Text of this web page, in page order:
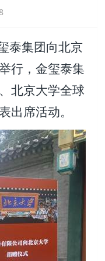
泰集团向北京
行，金玺泰集
北京大学全球
出席活动。